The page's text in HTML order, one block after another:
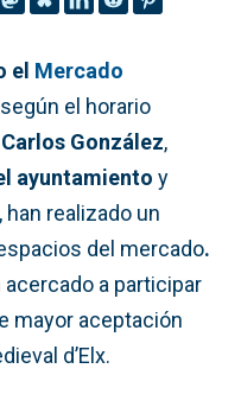
el Mercado
según el horario
Carlos González,
ayuntamiento y
, han realizado un
del mercado.
acercado a participar
mayor aceptación
d’Elx.